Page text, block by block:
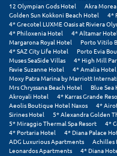
Ν
Νάξος
Νάουσα
Ναυπακτία
Ναύπλιο
Νέα Μάκρη
12 Olympian Gods Hotel
Akra
Golden Sun Kokkoni Beach Hotel
4*
4* Grecotel LUXME Oasis at Riviera
4* Philoxenia Hotel
4* Altamar Hotel
Margarona Royal Hotel
Porto Vitilo
4* SAZ City Life Hotel
Porto Evia
Muses SeaSide Villas
4* High Mill
Favie Suzanne Hotel
4* Amalia
Moxy Patra Marina by Marriott
Mrs Chryssana Beach Hotel
Blue Sea
Akroyali Hotel
4* Karras Grande
Aeolis Boutique Hotel Naxos
4*
Sirines Hotel
5* Alexandra Golden
5* Miraggio Thermal Spa Resort
4*
4* Portaria Hotel
4* Diana Palace
ADG Luxurious Apartments
Achilles
Leonardos Apartments
4* Diana